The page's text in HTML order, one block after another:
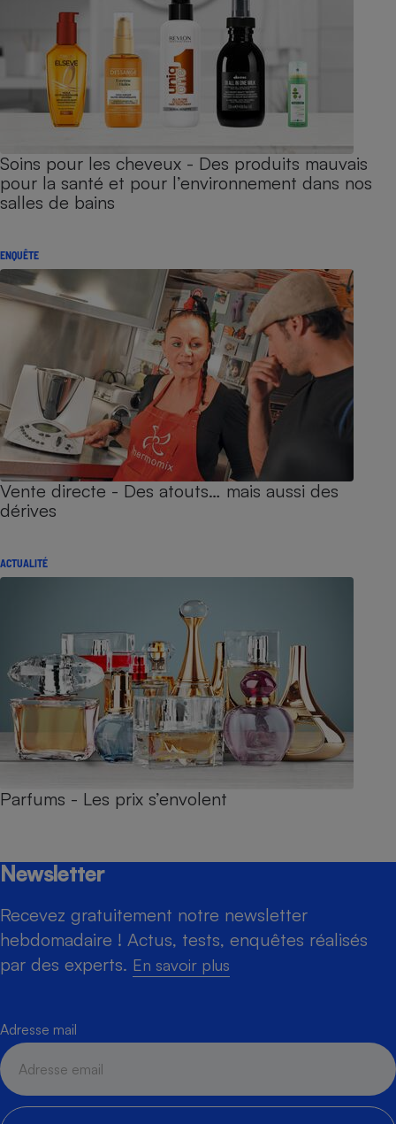
Soins pour les cheveux - Des produits mauvais
pour la santé et pour l’environnement dans nos
salles de bains
ENQUÊTE
Vente directe - Des atouts… mais aussi des
dérives
ACTUALITÉ
Parfums - Les prix s’envolent
Newsletter
Recevez gratuitement notre newsletter
hebdomadaire ! Actus, tests, enquêtes réalisés
par des experts. En savoir plus
Adresse mail